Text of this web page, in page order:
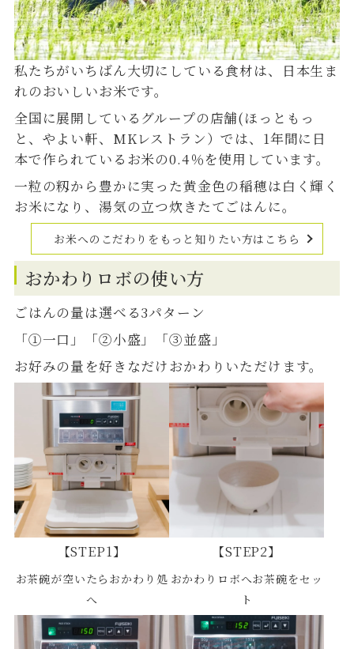
私たちがいちばん大切にしている食材は、日本生ま
れのおいしいお米です。
全国に展開しているグループの店舗(ほっともっ
と、やよい軒、MKレストラン）では、1年間に日
本で作られているお米の0.4％を使用しています。
一粒の籾から豊かに実った黄金色の稲穂は白く輝く
お米になり、湯気の立つ炊きたてごはんに。
お米へのこだわりをもっと知りたい方はこちら
おかわりロボの使い方
ごはんの量は選べる3パターン
「①一口」「②小盛」「③並盛」
お好みの量を好きなだけおかわりいただけます。
【STEP1】
お茶碗が空いたらおかわり処
へ
【STEP2】
おかわりロボへお茶碗をセッ
ト